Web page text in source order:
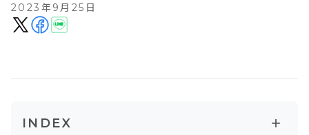
2023年9月25日
INDEX +